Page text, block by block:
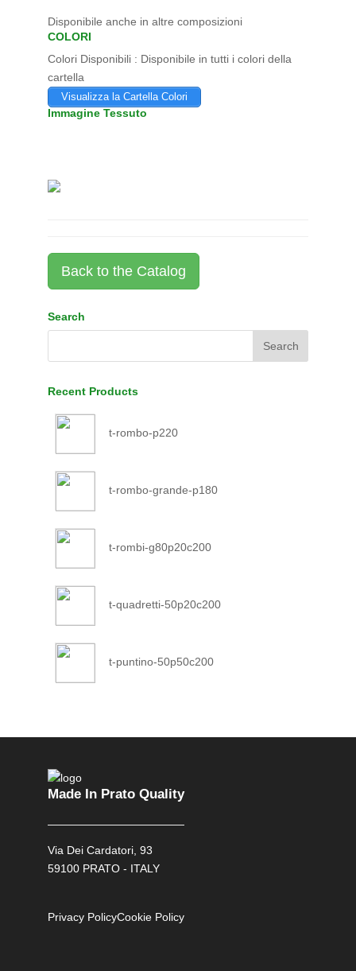
Disponibile anche in altre composizioni
COLORI
Colori Disponibili : Disponibile in tutti i colori della
cartella
Visualizza la Cartella Colori
Immagine Tessuto
Back to the Catalog
Search
Recent Products
t-rombo-p220
t-rombo-grande-p180
t-rombi-g80p20c200
t-quadretti-50p20c200
t-puntino-50p50c200
Made In Prato Quality
Via Dei Cardatori, 93
59100 PRATO - ITALY
Privacy PolicyCookie Policy